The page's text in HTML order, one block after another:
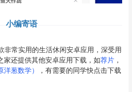
小编寄语
常实用的生活休闲安卓应用，深受用
家还提供其他安卓应用下载，如荐片，
葱数学）
，有需要的同学快点击下载